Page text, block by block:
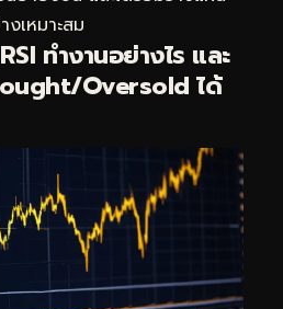
เหมาะสม
ทำงานอย่างไร และ
Oversold ได้